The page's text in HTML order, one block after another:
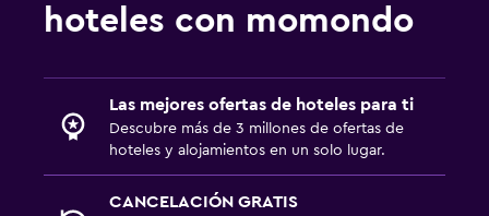
hoteles con momondo
Las mejores ofertas de hoteles para ti
Descubre más de 3 millones de ofertas de
hoteles y alojamientos en un solo lugar.
CANCELACIÓN GRATIS